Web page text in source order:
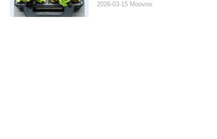
2026-03-15 Moovoo